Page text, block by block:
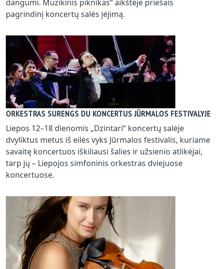
dangumi. Muzikinis piknikas“ aikštėje priešais
pagrindinį koncertų salės įėjimą.
ORKESTRAS SURENGS DU KONCERTUS JŪRMALOS FESTIVALYJE
Liepos 12–18 dienomis „Dzintari“ koncertų salėje
dvyliktus metus iš eilės vyks Jūrmalos festivalis, kuriame
savaitę koncertuos iškiliausi šalies ir užsienio atlikėjai,
tarp jų – Liepojos simfoninis orkestras dviejuose
koncertuose.